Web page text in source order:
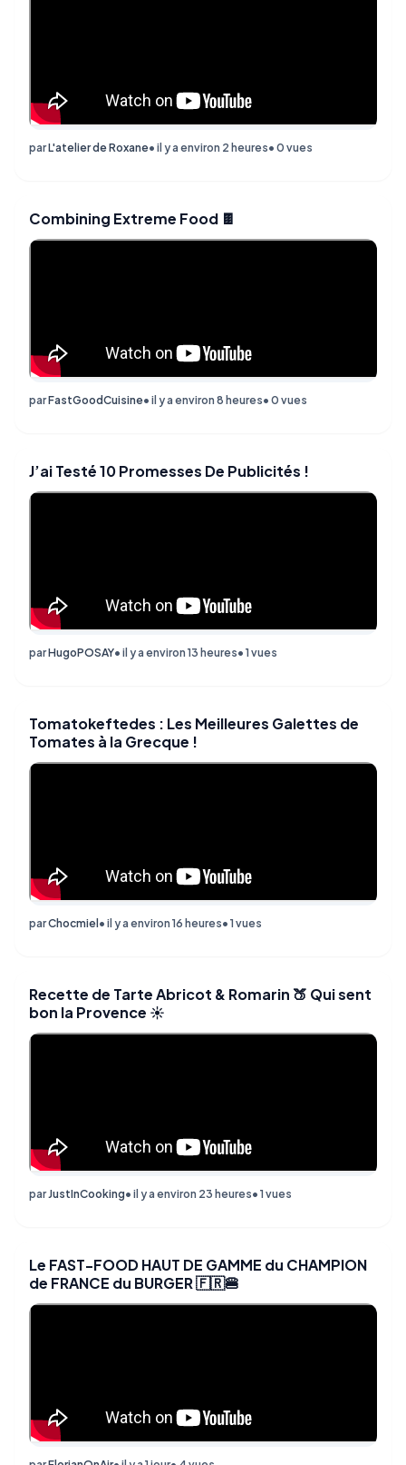
parL'atelier de Roxane• il y a environ 2 heures• 0 vues
Combining Extreme Food 🍫
parFastGoodCuisine• il y a environ 8 heures• 0 vues
J’ai Testé 10 Promesses De Publicités !
parHugoPOSAY• il y a environ 13 heures• 1 vues
Tomatokeftedes : Les Meilleures Galettes de
Tomates à la Grecque !
parChocmiel • il y a environ 16 heures• 1 vues
Recette de Tarte Abricot & Romarin 🍑 Qui sent
bon la Provence ☀️
parJustInCooking• il y a environ 23 heures• 1 vues
Le FAST-FOOD HAUT DE GAMME du CHAMPION
de FRANCE du BURGER 🇫🇷🍔